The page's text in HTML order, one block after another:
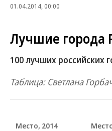
01.04.2014, 00:00
Лучшие города
100 лучших российских
Таблица: Светлана
Место, 2014